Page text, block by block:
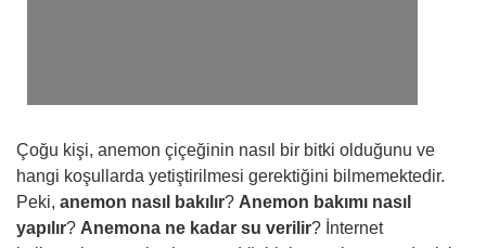
Çoğu kişi, anemon çiçeğinin nasıl bir bitki olduğunu ve
hangi koşullarda yetiştirilmesi gerektiğini bilmemektedir.
Peki, anemon nasıl bakılır? Anemon bakımı nasıl
yapılır? Anemona ne kadar su verilir? İnternet